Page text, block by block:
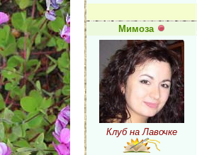
Мимоза
Клуб на Лавочке